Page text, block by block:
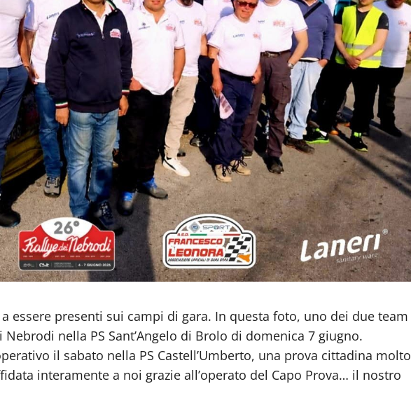
essere presenti sui campi di gara. In questa foto, uno dei due team
Nebrodi nella PS Sant’Angelo di Brolo di domenica 7 giugno.
il sabato nella PS Castell’Umberto, una prova cittadina molto
interamente a noi grazie all’operato del Capo Prova… il nostro